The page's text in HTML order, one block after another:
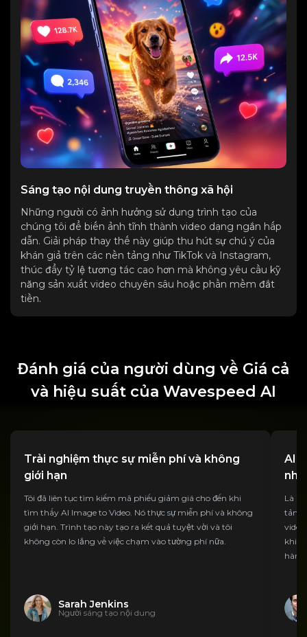
Sáng tạo nội dung truyền thông xã hội
Những người có ảnh hưởng sử dụng trình tạo của
chúng tôi để biến ảnh tĩnh thành video dạng ngắn hấp
dẫn. Giải pháp thay thế này giúp thu hút sự chú ý của
khán giả trên các nền tảng như TikTok và Instagram,
thúc đẩy tỷ lệ tương tác cao hơn mà không yêu cầu kỹ
năng sản xuất video chuyên sâu hoặc phần mềm đắt
tiền.
Đánh giá của người dùng về Giá cả
và hiệu suất của Wavespeed AI
Trải nghiệm thực sự miễn phí và không
giới hạn
Tôi đã liên tục tìm kiếm mã phiếu giảm giá cho đến khi
tìm thấy AI Image to Video. Nó thực sự miễn phí và không
giới hạn. Trình tạo này tạo ra kết quả tuyệt vời và tôi
không còn lo lắng về việc chạm vào tường phí nữa.
Sarah Jenkins
Người sáng tạo nội dung
AI
Là
tảng